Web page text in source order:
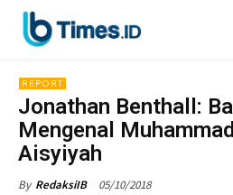
REPORT
Jonathan Benthall:
Mengenal
Aisyiyah
By RedaksiIB 05/10/2018